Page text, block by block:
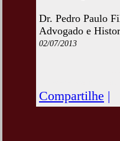
Dr. Pedro Paulo
Advogado e
02/07/2013
Compartilhe |